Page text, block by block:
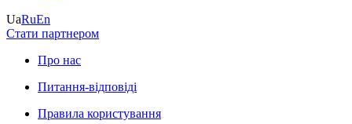
UaRuEn
Стати партнером
Про нас
Питання-відповіді
Правила користування